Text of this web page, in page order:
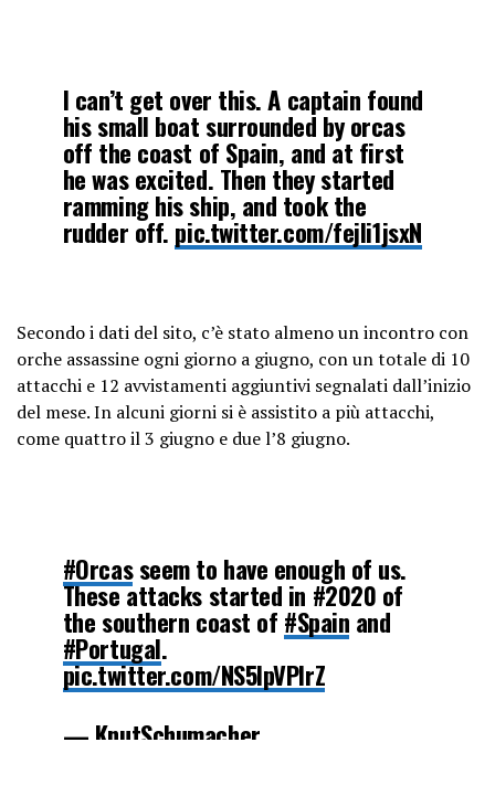
I can’t get over this. A captain found
his small boat surrounded by orcas
off the coast of Spain, and at first
he was excited. Then they started
ramming his ship, and took the
rudder off. pic.twitter.com/fejli1jsxN
June 15, 2023
Secondo i dati del sito, c’è stato almeno un incontro con
orche assassine ogni giorno a giugno, con un totale di 10
attacchi e 12 avvistamenti aggiuntivi segnalati dall’inizio
del mese. In alcuni giorni si è assistito a più attacchi,
come quattro il 3 giugno e due l’8 giugno.
#Orcasseem to have enough of us.
These attacks started in #2020 of
the southern coast of #Spain and
#Portugal.
pic.twitter.com/NS5lpVPIrZ
— KnutSchumacher